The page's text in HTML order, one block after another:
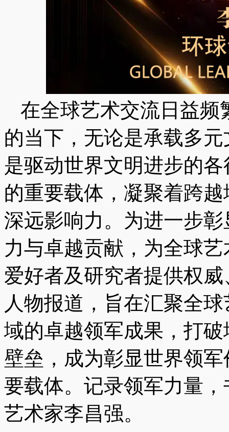
在全球艺术交流日益频
的当下，无论是承载多
是驱动世界文明进步的
的重要载体，凝聚着跨
深远影响力。为进一步
力与卓越贡献，为全球
爱好者及研究者提供权
人物报道，旨在汇聚全
域的卓越领军成果，打
壁垒，成为彰显世界领
要载体。记录领军力量
艺术家李昌强。